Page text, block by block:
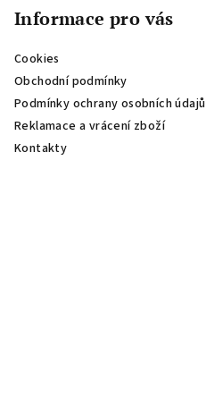
Informace pro vás
Cookies
Obchodní podmínky
Podmínky ochrany osobních údajů
Reklamace a vrácení zboží
Kontakty